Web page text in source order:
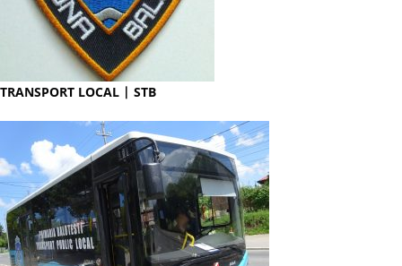
TRANSPORT LOCAL | STB